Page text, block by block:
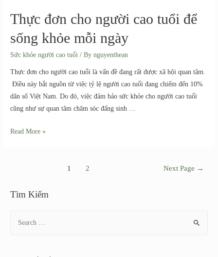
Thực đơn cho người cao tuổi để
sống khỏe mỗi ngày
Sức khỏe người cao tuổi / Bynguyenthean
Thực đơn cho người cao tuổi là vấn đề đang rất được xã hội quan tâm.
Điều này bắt nguồn từ việc tỷ lệ người cao tuổi đang chiếm đến 10%
dân số Việt Nam. Do đó, việc đảm bảo sức khỏe cho người cao tuổi
cũng như sự quan tâm chăm sóc đấng sinh …
Read More »
1 2 Next Page →
Tìm Kiếm